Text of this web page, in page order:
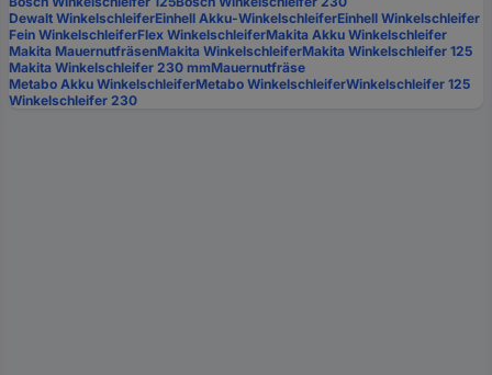
Dewalt WinkelschleiferEinhell Akku-WinkelschleiferEinhell Winkelschleifer
Fein WinkelschleiferFlex WinkelschleiferMakita Akku Winkelschleifer
Makita MauernutfräsenMakita WinkelschleiferMakita Winkelschleifer 125
Makita Winkelschleifer 230 mmMauernutfräse
Metabo Akku WinkelschleiferMetabo WinkelschleiferWinkelschleifer 125
Winkelschleifer 230